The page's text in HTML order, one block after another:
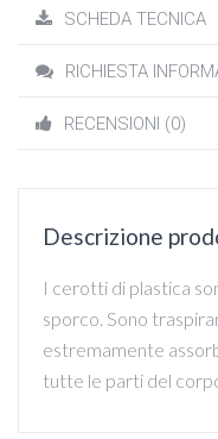
SCHEDA TECNICA
RICHIESTA
RECENSIONI (0)
Descrizione
I cerotti di plastica
sporco. Sono
estremamente
tutte le parti del